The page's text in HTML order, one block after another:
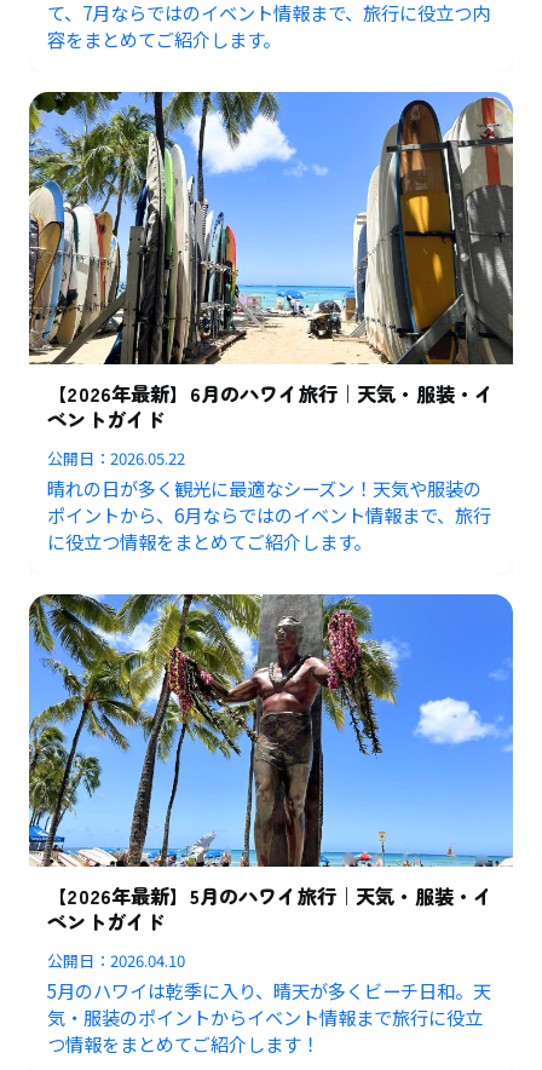
て、7月ならではのイベント情報まで、旅行に役立つ内
容をまとめてご紹介します。
【2026年最新】6月のハワイ旅行｜天気・服装・イ
ベントガイド
公開日：2026.05.22
晴れの日が多く観光に最適なシーズン！天気や服装の
ポイントから、6月ならではのイベント情報まで、旅行
に役立つ情報をまとめてご紹介します。
【2026年最新】5月のハワイ旅行｜天気・服装・イ
ベントガイド
公開日：2026.04.10
5月のハワイは乾季に入り、晴天が多くビーチ日和。天
気・服装のポイントからイベント情報まで旅行に役立
つ情報をまとめてご紹介します！